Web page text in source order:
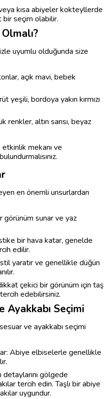
kısa abiyeler kokteyllerde
bir seçim olabilir.
uyumlu olduğunda size
açık mavi, bebek
yeşili, bordoya yakın kırmızı
renkler, altın sarısı, beyaz
mekanı ve
en önemli unsurlardan
görünüm sunar ve yaz
bir hava katar, genelde
edilir.
yaratır ve genellikle düğün
çekici bir görünüm için taş
edebilirsiniz.
Ayakkabı Seçimi
ve ayakkabı seçimi
Abiye elbiselerle genellikle
detaylarını gölgede
tercih edin. Taşlı bir abiye
uygundur.